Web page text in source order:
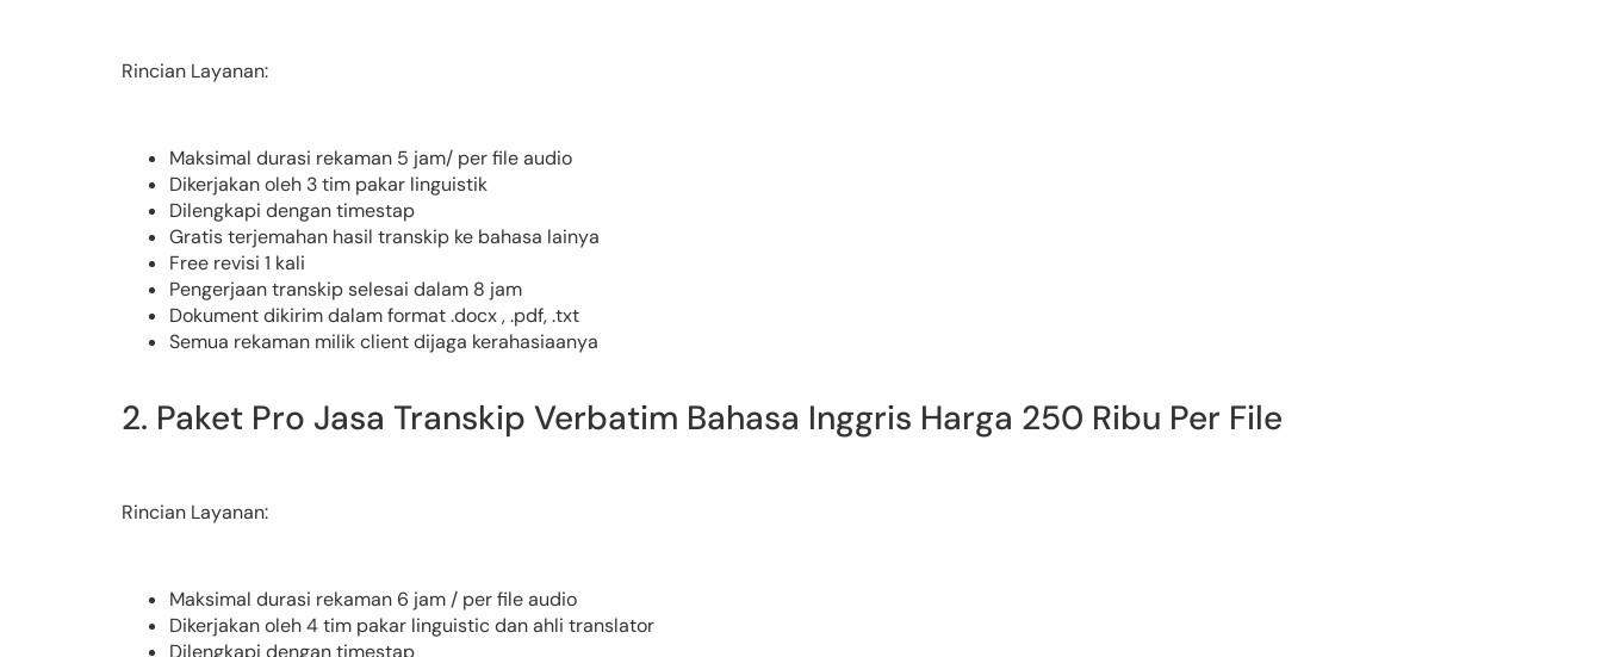
Rincian Layanan:
Maksimal durasi rekaman 5 jam/ per file audio
Dikerjakan oleh 3 tim pakar linguistik
Dilengkapi dengan timestap
Gratis terjemahan hasil transkip ke bahasa lainya
Free revisi 1 kali
Pengerjaan transkip selesai dalam 8 jam
Dokument dikirim dalam format .docx , .pdf, .txt
Semua rekaman milik client dijaga kerahasiaanya
2. Paket Pro Jasa Transkip Verbatim Bahasa Inggris Harga 250 Ribu Per File
Rincian Layanan:
Maksimal durasi rekaman 6 jam / per file audio
Dikerjakan oleh 4 tim pakar linguistic dan ahli translator
Dilengkapi dengan timestap